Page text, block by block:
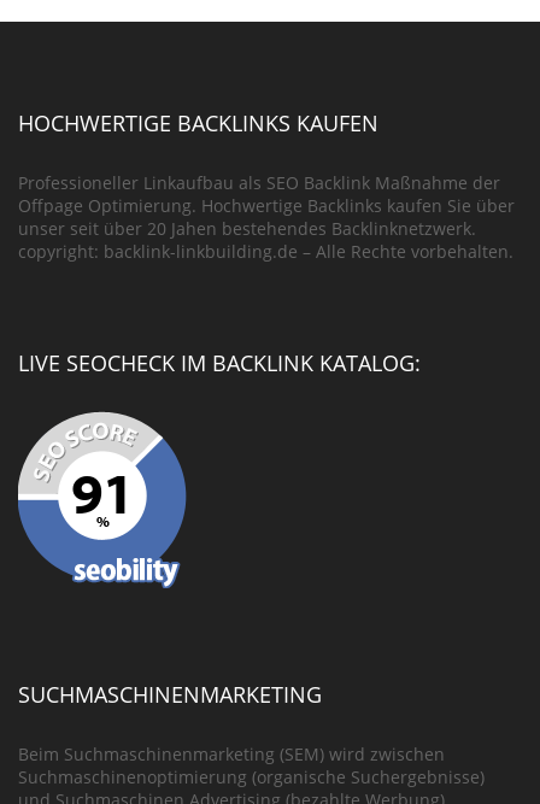
HOCHWERTIGE BACKLINKS KAUFEN
Professioneller Linkaufbau als SEO Backlink Maßnahme der
Offpage Optimierung. Hochwertige Backlinks kaufen Sie über
unser seit über 20 Jahen bestehendes Backlinknetzwerk.
copyright: backlink-linkbuilding.de – Alle Rechte vorbehalten.
LIVE SEOCHECK IM BACKLINK KATALOG:
SUCHMASCHINENMARKETING
Beim Suchmaschinenmarketing (SEM) wird zwischen
Suchmaschinenoptimierung (organische Suchergebnisse)